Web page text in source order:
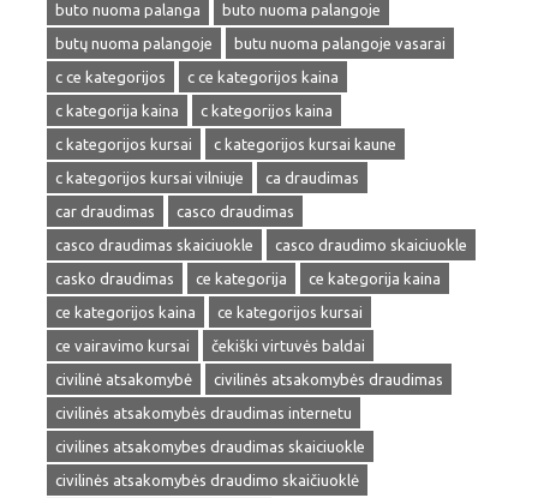
buto nuoma palanga
buto nuoma palangoje
butų nuoma palangoje
butu nuoma palangoje vasarai
c ce kategorijos
c ce kategorijos kaina
c kategorija kaina
c kategorijos kaina
c kategorijos kursai
c kategorijos kursai kaune
c kategorijos kursai vilniuje
ca draudimas
car draudimas
casco draudimas
casco draudimas skaiciuokle
casco draudimo skaiciuokle
casko draudimas
ce kategorija
ce kategorija kaina
ce kategorijos kaina
ce kategorijos kursai
ce vairavimo kursai
čekiški virtuvės baldai
civilinė atsakomybė
civilinės atsakomybės draudimas
civilinės atsakomybės draudimas internetu
civilines atsakomybes draudimas skaiciuokle
civilinės atsakomybės draudimo skaičiuoklė